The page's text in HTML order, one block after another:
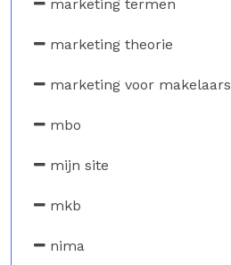
marketing termen
marketing theorie
marketing voor makelaars
mbo
mijn site
mkb
nima